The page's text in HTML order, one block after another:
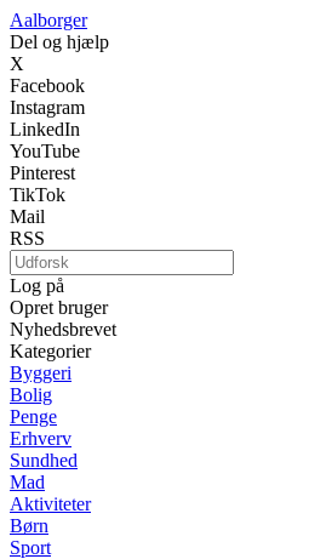
Aalborger
Del og hjælp
X
Facebook
Instagram
LinkedIn
YouTube
Pinterest
TikTok
Mail
RSS
Log på
Opret bruger
Nyhedsbrevet
Kategorier
Byggeri
Bolig
Penge
Erhverv
Sundhed
Mad
Aktiviteter
Børn
Sport